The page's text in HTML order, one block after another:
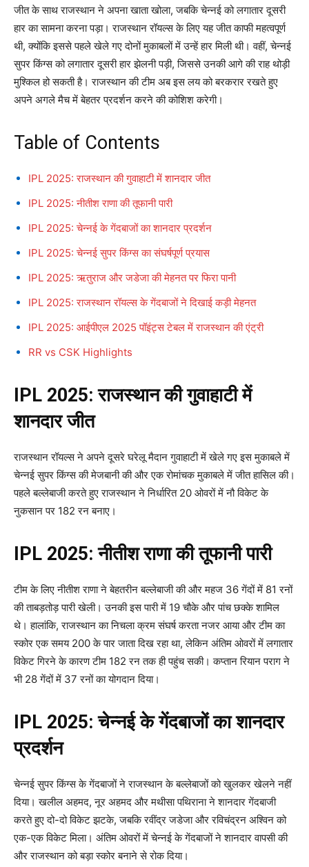
जीत के साथ राजस्थान ने अपना खाता खोला, जबकि चेन्नई को लगातार दूसरी
हार का सामना करना पड़ा। राजस्थान रॉयल्स के लिए यह जीत काफी महत्वपूर्ण
थी, क्योंकि इससे पहले खेले गए दोनों मुकाबलों में उन्हें हार मिली थी। वहीं, चेन्नई
सुपर किंग्स को लगातार दूसरी हार झेलनी पड़ी, जिससे उनकी आगे की राह थोड़ी
मुश्किल हो सकती है। राजस्थान की टीम अब इस लय को बरकरार रखते हुए
अपने अगले मैच में बेहतर प्रदर्शन करने की कोशिश करेगी।
Table of Contents
IPL 2025: राजस्थान की गुवाहाटी में शानदार जीत
IPL 2025: नीतीश राणा की तूफानी पारी
IPL 2025: चेन्नई के गेंदबाजों का शानदार प्रदर्शन
IPL 2025: चेन्नई सुपर किंग्स का संघर्षपूर्ण प्रयास
IPL 2025: ऋतुराज और जडेजा की मेहनत पर फिरा पानी
IPL 2025: राजस्थान रॉयल्स के गेंदबाजों ने दिखाई कड़ी मेहनत
IPL 2025: आईपीएल 2025 पॉइंट्स टेबल में राजस्थान की एंट्री
RR vs CSK Highlights
IPL 2025: राजस्थान की गुवाहाटी में
शानदार जीत
राजस्थान रॉयल्स ने अपने दूसरे घरेलू मैदान गुवाहाटी में खेले गए इस मुकाबले में
चेन्नई सुपर किंग्स की मेजबानी की और एक रोमांचक मुकाबले में जीत हासिल की।
पहले बल्लेबाजी करते हुए राजस्थान ने निर्धारित 20 ओवरों में नौ विकेट के
नुकसान पर 182 रन बनाए।
IPL 2025: नीतीश राणा की तूफानी पारी
टीम के लिए नीतीश राणा ने बेहतरीन बल्लेबाजी की और महज 36 गेंदों में 81 रनों
की ताबड़तोड़ पारी खेली। उनकी इस पारी में 19 चौके और पांच छक्के शामिल
थे। हालांकि, राजस्थान का निचला क्रम संघर्ष करता नजर आया और टीम का
स्कोर एक समय 200 के पार जाता दिख रहा था, लेकिन अंतिम ओवरों में लगातार
विकेट गिरने के कारण टीम 182 रन तक ही पहुंच सकी। कप्तान रियान पराग ने
भी 28 गेंदों में 37 रनों का योगदान दिया।
IPL 2025: चेन्नई के गेंदबाजों का शानदार
प्रदर्शन
चेन्नई सुपर किंग्स के गेंदबाजों ने राजस्थान के बल्लेबाजों को खुलकर खेलने नहीं
दिया। खलील अहमद, नूर अहमद और मथीसा पथिराना ने शानदार गेंदबाजी
करते हुए दो-दो विकेट झटके, जबकि रवींद्र जडेजा और रविचंद्रन अश्विन को
एक-एक विकेट मिला। अंतिम ओवरों में चेन्नई के गेंदबाजों ने शानदार वापसी की
और राजस्थान को बड़ा स्कोर बनाने से रोक दिया।